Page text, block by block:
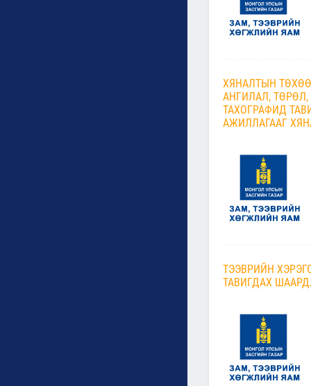
ХЯНАЛТЫН
АНГИЛАЛ,
ТАХОГРАФИД
АЖИЛЛАГААГ
ТЭЭВРИЙН
ТАВИГДАХ